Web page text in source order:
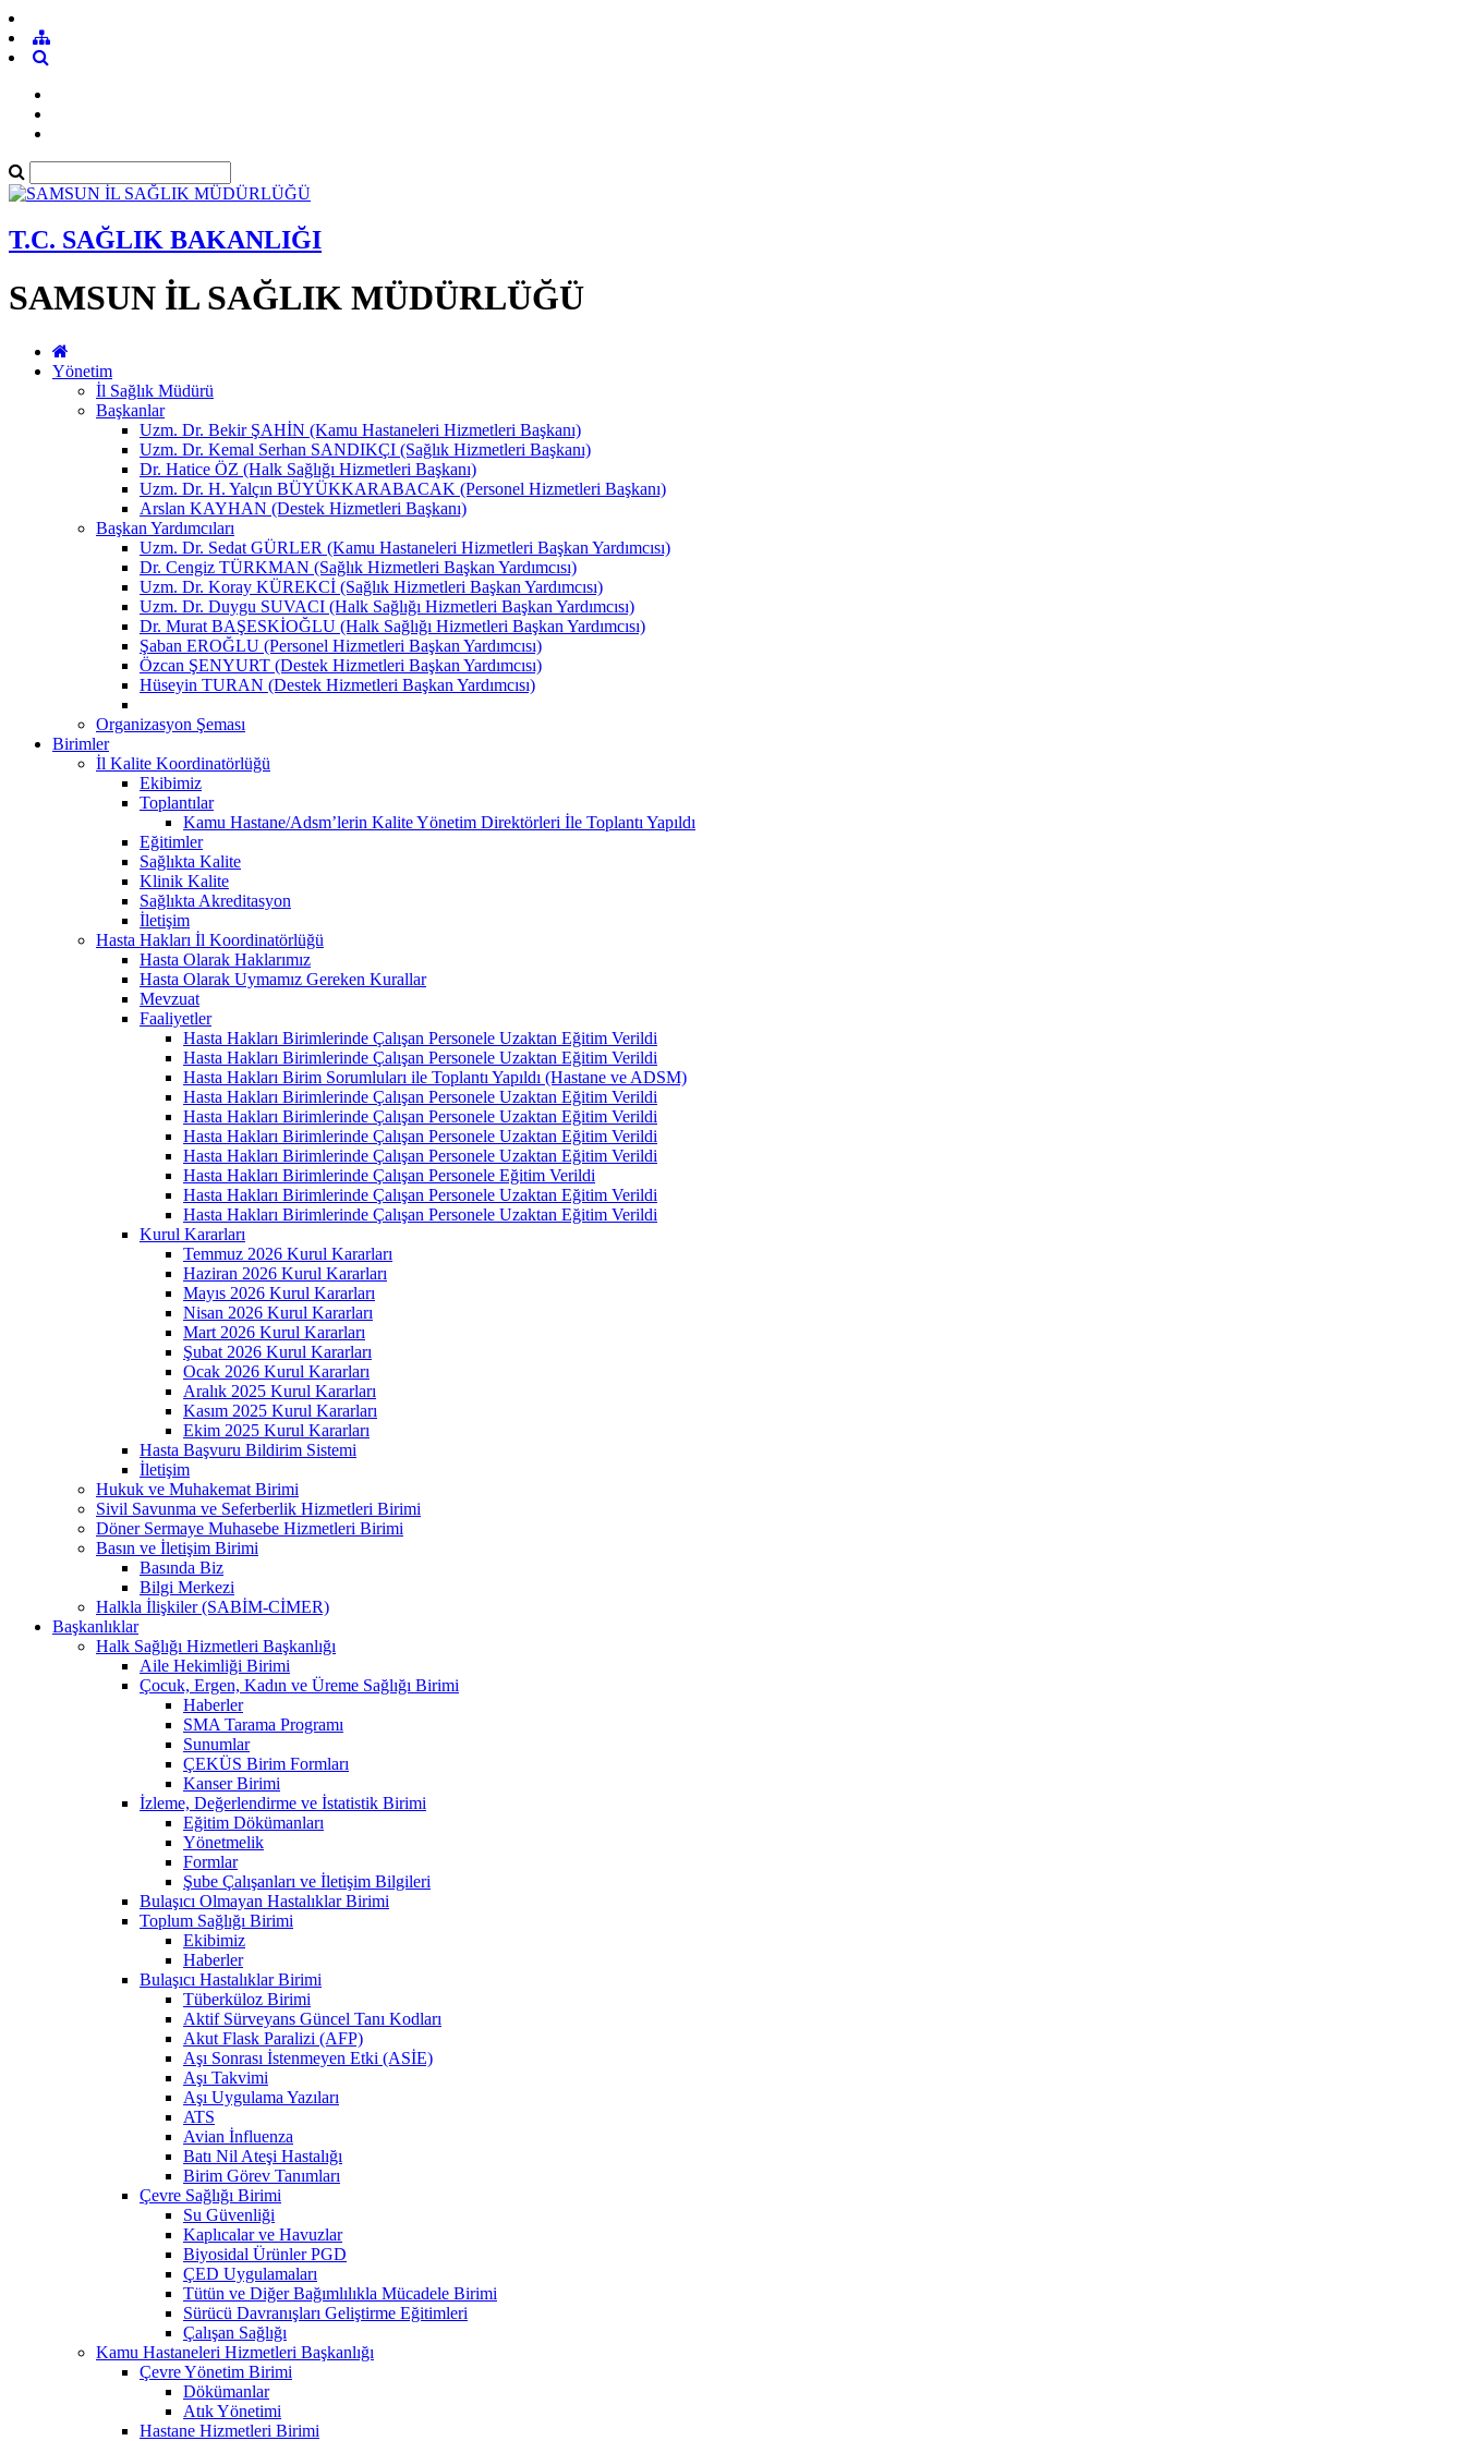
T.C. SAĞLIK BAKANLIĞI
SAMSUN İL SAĞLIK MÜDÜRLÜĞÜ
Yönetim
İl Sağlık Müdürü
Başkanlar
Uzm. Dr. Bekir ŞAHİN (Kamu Hastaneleri Hizmetleri Başkanı)
Uzm. Dr. Kemal Serhan SANDIKÇI (Sağlık Hizmetleri Başkanı)
Dr. Hatice ÖZ (Halk Sağlığı Hizmetleri Başkanı)
Uzm. Dr. H. Yalçın BÜYÜKKARABACAK (Personel Hizmetleri Başkanı)
Arslan KAYHAN (Destek Hizmetleri Başkanı)
Başkan Yardımcıları
Uzm. Dr. Sedat GÜRLER (Kamu Hastaneleri Hizmetleri Başkan Yardımcısı)
Dr. Cengiz TÜRKMAN (Sağlık Hizmetleri Başkan Yardımcısı)
Uzm. Dr. Koray KÜREKCİ (Sağlık Hizmetleri Başkan Yardımcısı)
Uzm. Dr. Duygu SUVACI (Halk Sağlığı Hizmetleri Başkan Yardımcısı)
Dr. Murat BAŞESKİOĞLU (Halk Sağlığı Hizmetleri Başkan Yardımcısı)
Şaban EROĞLU (Personel Hizmetleri Başkan Yardımcısı)
Özcan ŞENYURT (Destek Hizmetleri Başkan Yardımcısı)
Hüseyin TURAN (Destek Hizmetleri Başkan Yardımcısı)
Organizasyon Şeması
Birimler
İl Kalite Koordinatörlüğü
Ekibimiz
Toplantılar
Kamu Hastane/Adsm’lerin Kalite Yönetim Direktörleri İle Toplantı Yapıldı
Eğitimler
Sağlıkta Kalite
Klinik Kalite
Sağlıkta Akreditasyon
İletişim
Hasta Hakları İl Koordinatörlüğü
Hasta Olarak Haklarımız
Hasta Olarak Uymamız Gereken Kurallar
Mevzuat
Faaliyetler
Hasta Hakları Birimlerinde Çalışan Personele Uzaktan Eğitim Verildi
Hasta Hakları Birimlerinde Çalışan Personele Uzaktan Eğitim Verildi
Hasta Hakları Birim Sorumluları ile Toplantı Yapıldı (Hastane ve ADSM)
Hasta Hakları Birimlerinde Çalışan Personele Uzaktan Eğitim Verildi
Hasta Hakları Birimlerinde Çalışan Personele Uzaktan Eğitim Verildi
Hasta Hakları Birimlerinde Çalışan Personele Uzaktan Eğitim Verildi
Hasta Hakları Birimlerinde Çalışan Personele Uzaktan Eğitim Verildi
Hasta Hakları Birimlerinde Çalışan Personele Eğitim Verildi
Hasta Hakları Birimlerinde Çalışan Personele Uzaktan Eğitim Verildi
Hasta Hakları Birimlerinde Çalışan Personele Uzaktan Eğitim Verildi
Kurul Kararları
Temmuz 2026 Kurul Kararları
Haziran 2026 Kurul Kararları
Mayıs 2026 Kurul Kararları
Nisan 2026 Kurul Kararları
Mart 2026 Kurul Kararları
Şubat 2026 Kurul Kararları
Ocak 2026 Kurul Kararları
Aralık 2025 Kurul Kararları
Kasım 2025 Kurul Kararları
Ekim 2025 Kurul Kararları
Hasta Başvuru Bildirim Sistemi
İletişim
Hukuk ve Muhakemat Birimi
Sivil Savunma ve Seferberlik Hizmetleri Birimi
Döner Sermaye Muhasebe Hizmetleri Birimi
Basın ve İletişim Birimi
Basında Biz
Bilgi Merkezi
Halkla İlişkiler (SABİM-CİMER)
Başkanlıklar
Halk Sağlığı Hizmetleri Başkanlığı
Aile Hekimliği Birimi
Çocuk, Ergen, Kadın ve Üreme Sağlığı Birimi
Haberler
SMA Tarama Programı
Sunumlar
ÇEKÜS Birim Formları
Kanser Birimi
İzleme, Değerlendirme ve İstatistik Birimi
Eğitim Dökümanları
Yönetmelik
Formlar
Şube Çalışanları ve İletişim Bilgileri
Bulaşıcı Olmayan Hastalıklar Birimi
Toplum Sağlığı Birimi
Ekibimiz
Haberler
Bulaşıcı Hastalıklar Birimi
Tüberküloz Birimi
Aktif Sürveyans Güncel Tanı Kodları
Akut Flask Paralizi (AFP)
Aşı Sonrası İstenmeyen Etki (ASİE)
Aşı Takvimi
Aşı Uygulama Yazıları
ATS
Avian İnfluenza
Batı Nil Ateşi Hastalığı
Birim Görev Tanımları
Çevre Sağlığı Birimi
Su Güvenliği
Kaplıcalar ve Havuzlar
Biyosidal Ürünler PGD
ÇED Uygulamaları
Tütün ve Diğer Bağımlılıkla Mücadele Birimi
Sürücü Davranışları Geliştirme Eğitimleri
Çalışan Sağlığı
Kamu Hastaneleri Hizmetleri Başkanlığı
Çevre Yönetim Birimi
Dökümanlar
Atık Yönetimi
Hastane Hizmetleri Birimi